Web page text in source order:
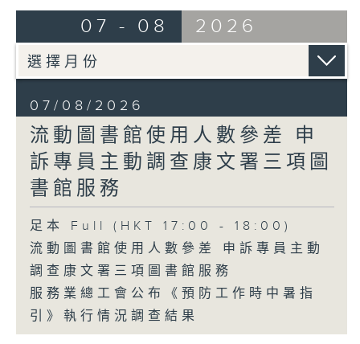
07 - 08 2026
07/08/2026
流動圖書館使用人數參差 申
訴專員主動調查康文署三項圖
書館服務
足本 Full (HKT 17:00 - 18:00)
流動圖書館使用人數參差 申訴專員主動
調查康文署三項圖書館服務
服務業總工會公布《預防工作時中暑指
引》執行情況調查結果